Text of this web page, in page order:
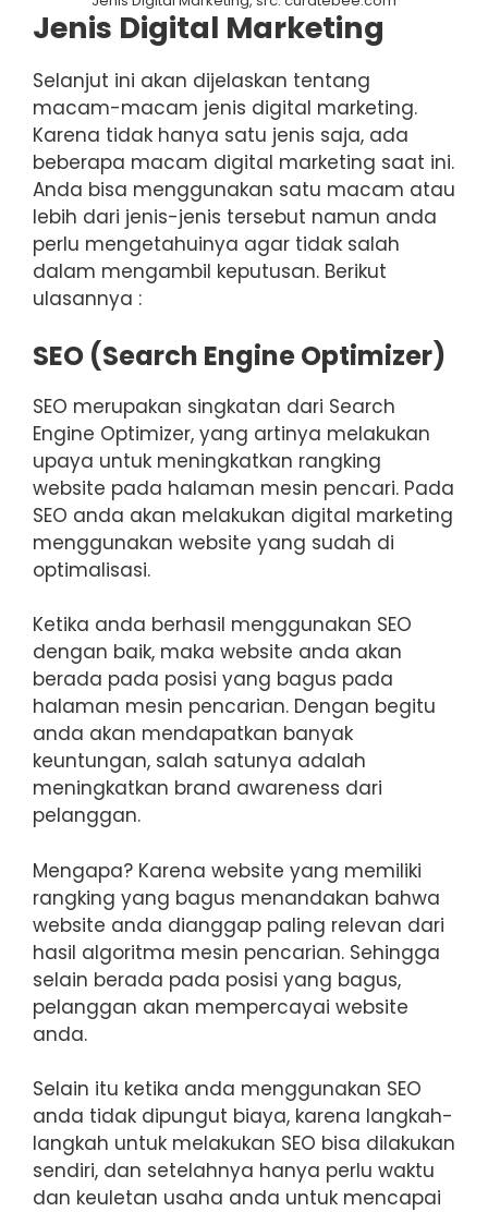
Jenis Digital Marketing
Selanjut ini akan dijelaskan tentang
macam-macam jenis digital marketing.
Karena tidak hanya satu jenis saja, ada
beberapa macam digital marketing saat ini.
Anda bisa menggunakan satu macam atau
lebih dari jenis-jenis tersebut namun anda
perlu mengetahuinya agar tidak salah
dalam mengambil keputusan. Berikut
ulasannya :
SEO (Search Engine Optimizer)
SEO merupakan singkatan dari Search
Engine Optimizer, yang artinya melakukan
upaya untuk meningkatkan rangking
website pada halaman mesin pencari. Pada
SEO anda akan melakukan digital marketing
menggunakan website yang sudah di
optimalisasi.
Ketika anda berhasil menggunakan SEO
dengan baik, maka website anda akan
berada pada posisi yang bagus pada
halaman mesin pencarian. Dengan begitu
anda akan mendapatkan banyak
keuntungan, salah satunya adalah
meningkatkan brand awareness dari
pelanggan.
Mengapa? Karena website yang memiliki
rangking yang bagus menandakan bahwa
website anda dianggap paling relevan dari
hasil algoritma mesin pencarian. Sehingga
selain berada pada posisi yang bagus,
pelanggan akan mempercayai website
anda.
Selain itu ketika anda menggunakan SEO
anda tidak dipungut biaya, karena langkah-
langkah untuk melakukan SEO bisa dilakukan
sendiri, dan setelahnya hanya perlu waktu
dan keuletan usaha anda untuk mencapai